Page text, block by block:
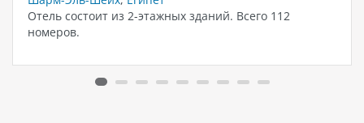
Отель состоит из 2-этажных зданий. Всего 112
номеров.